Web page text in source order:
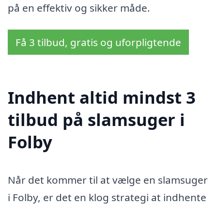
på en effektiv og sikker måde.
Få 3 tilbud, gratis og uforpligtende
Indhent altid mindst 3
tilbud på slamsuger i
Folby
Når det kommer til at vælge en slamsuger
i Folby, er det en klog strategi at indhente